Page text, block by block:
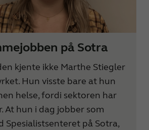
på Sotra
kjente ikke Marthe Stiegler
Hun visste bare at hun
helse, fordi sektoren har
At hun i dag jobber som
Spesialistsenteret på Sotra,